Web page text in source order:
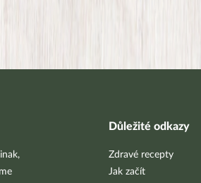
Důležité odkazy
Zdravé recepty
Jak začít